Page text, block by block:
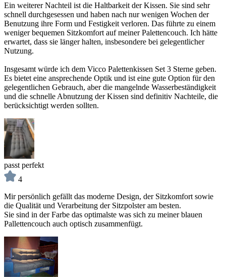
Ein weiterer Nachteil ist die Haltbarkeit der Kissen. Sie sind sehr
schnell durchgesessen und haben nach nur wenigen Wochen der
Benutzung ihre Form und Festigkeit verloren. Das führte zu einem
weniger bequemen Sitzkomfort auf meiner Palettencouch. Ich hätte
erwartet, dass sie länger halten, insbesondere bei gelegentlicher
Nutzung.
Insgesamt würde ich dem Vicco Palettenkissen Set 3 Sterne geben.
Es bietet eine ansprechende Optik und ist eine gute Option für den
gelegentlichen Gebrauch, aber die mangelnde Wasserbeständigkeit
und die schnelle Abnutzung der Kissen sind definitiv Nachteile, die
berücksichtigt werden sollten.
passt perfekt
4
Mir persönlich gefällt das moderne Design, der Sitzkomfort sowie
die Qualität und Verarbeitung der Sitzpolster am besten.
Sie sind in der Farbe das optimalste was sich zu meiner blauen
Pallettencouch auch optisch zusammenfügt.